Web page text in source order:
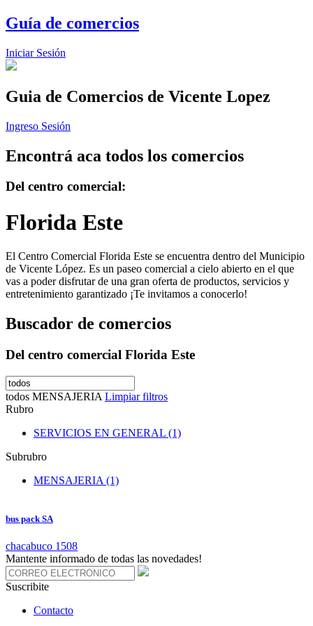
Guía de comercios
Iniciar Sesión
Guia de Comercios de Vicente Lopez
Ingreso Sesión
Encontrá aca todos los comercios
Del centro comercial:
Florida Este
El Centro Comercial Florida Este se encuentra dentro del Municipio
de Vicente López. Es un paseo comercial a cielo abierto en el que
vas a poder disfrutar de una gran oferta de productos, servicios y
entretenimiento garantizado ¡Te invitamos a conocerlo!
Buscador de comercios
Del centro comercial Florida Este
todos MENSAJERIA Limpiar filtros
Rubro
SERVICIOS EN GENERAL (1)
Subrubro
MENSAJERIA (1)
bus pack SA
chacabuco 1508
Mantente informado de todas las novedades!
Suscribite
Contacto